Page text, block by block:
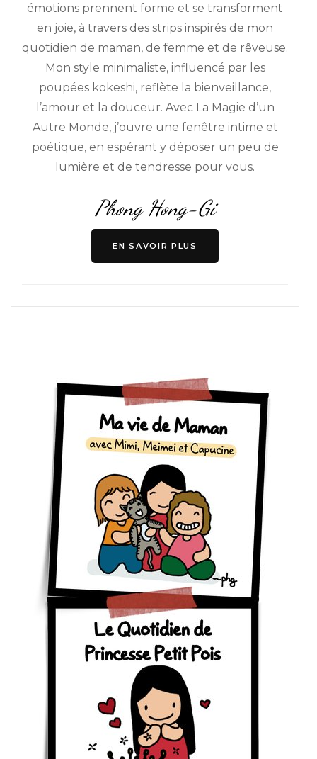
émotions prennent forme et se transforment
en joie, à travers des strips inspirés de mon
quotidien de maman, de femme et de rêveuse.
Mon style minimaliste, influencé par les
poupées kokeshi, reflète la bienveillance,
l’amour et la douceur. Avec La Magie d’un
Autre Monde, j’ouvre une fenêtre intime et
poétique, en espérant y déposer un peu de
lumière et de tendresse pour vous.
Phong Hong-Gi
EN SAVOIR PLUS